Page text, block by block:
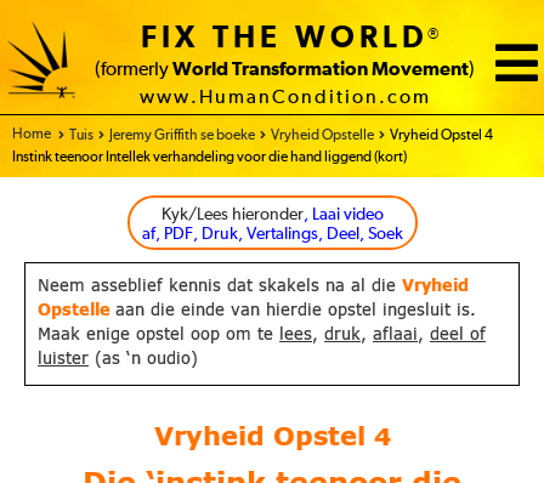
FIX THE WORLD®
(formerly World Transformation Movement)
www.HumanCondition.com
Home Tuis Jeremy Griffith se boeke Vryheid Opstelle
Vryheid Opstel 4
Instink teenoor Intellek verhandeling voor die hand liggend (kort)
Kyk/Lees hieronder, Laai video
af, PDF, Druk, Vertalings, Deel, Soek
Neem asseblief kennis dat skakels na al die Vryheid
Opstelle aan die einde van hierdie opstel ingesluit is.
Maak enige opstel oop om te
lees, druk, aflaai, deel of
luister (as ‘n oudio)
Vryheid Opstel 4